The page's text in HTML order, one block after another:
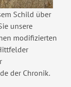
Schild über
unsere
modifizierten
der Chronik.